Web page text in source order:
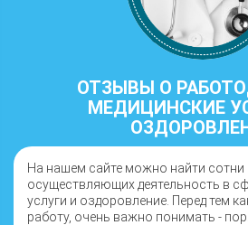
ОТЗЫВЫ О
МЕДИЦИНСКИЕ
На нашем сайте можно найти сотни
осуществляющих деятельность в
услуги и оздоровление. Перед тем
работу, очень важно понимать -